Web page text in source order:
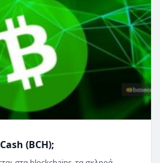
(BCH);